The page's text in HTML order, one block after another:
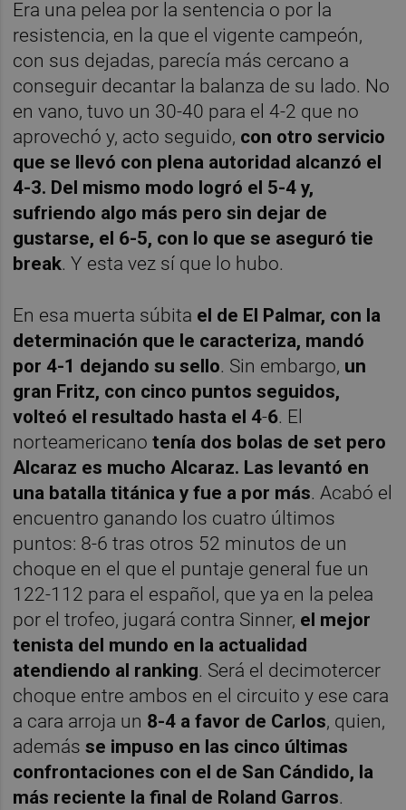
Era una pelea por la sentencia o por la
resistencia, en la que el vigente campeón,
con sus dejadas, parecía más cercano a
conseguir decantar la balanza de su lado. No
en vano, tuvo un 30-40 para el 4-2 que no
aprovechó y, acto seguido, con otro servicio
que se llevó con plena autoridad alcanzó el
4-3. Del mismo modo logró el 5-4 y,
sufriendo algo más pero sin dejar de
gustarse, el 6-5, con lo que se aseguró tie
break. Y esta vez sí que lo hubo.
En esa muerta súbita el de El Palmar, con la
determinación que le caracteriza, mandó
por 4-1 dejando su sello. Sin embargo, un
gran Fritz, con cinco puntos seguidos,
volteó el resultado hasta el 4-6. El
norteamericanotenía dos bolas de set pero
Alcaraz es mucho Alcaraz. Las levantó en
una batalla titánica y fue a por más. Acabó el
encuentro ganando los cuatro últimos
puntos: 8-6 tras otros 52 minutos de un
choque en el que el puntaje general fue un
122-112 para el español, que ya en la pelea
por el trofeo, jugará contra Sinner, el mejor
tenista del mundo en la actualidad
atendiendo al ranking. Será el decimotercer
choque entre ambos en el circuito y ese cara
a cara arroja un 8-4 a favor de Carlos, quien,
ademásse impuso en las cinco últimas
confrontaciones con el de San Cándido, la
más reciente la final de Roland Garros.